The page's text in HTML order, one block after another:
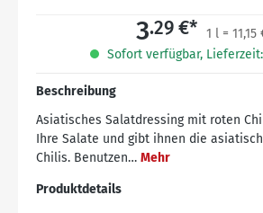
3.29 €* 1 l = 11,15
Sofort verfügbar, Lieferzeit:
Beschreibung
Asiatisches Salatdressing mit roten
Ihre Salate und gibt ihnen die
Chilis. Benutzen… Mehr
Produktdetails